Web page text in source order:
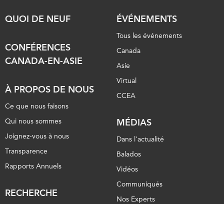
QUOI DE NEUF
CONFÉRENCES
CANADA-EN-ASIE
À PROPOS DE NOUS
Ce que nous faisons
Qui nous sommes
Joignez-vous à nous
Transparence
Rapports Annuels
RECHERCHE
ÉVÉNEMENTS
Tous les événements
Canada
Asie
Virtual
CCEA
MÉDIAS
Dans l'actualité
Balados
Vidéos
Communiqués
Nos Experts